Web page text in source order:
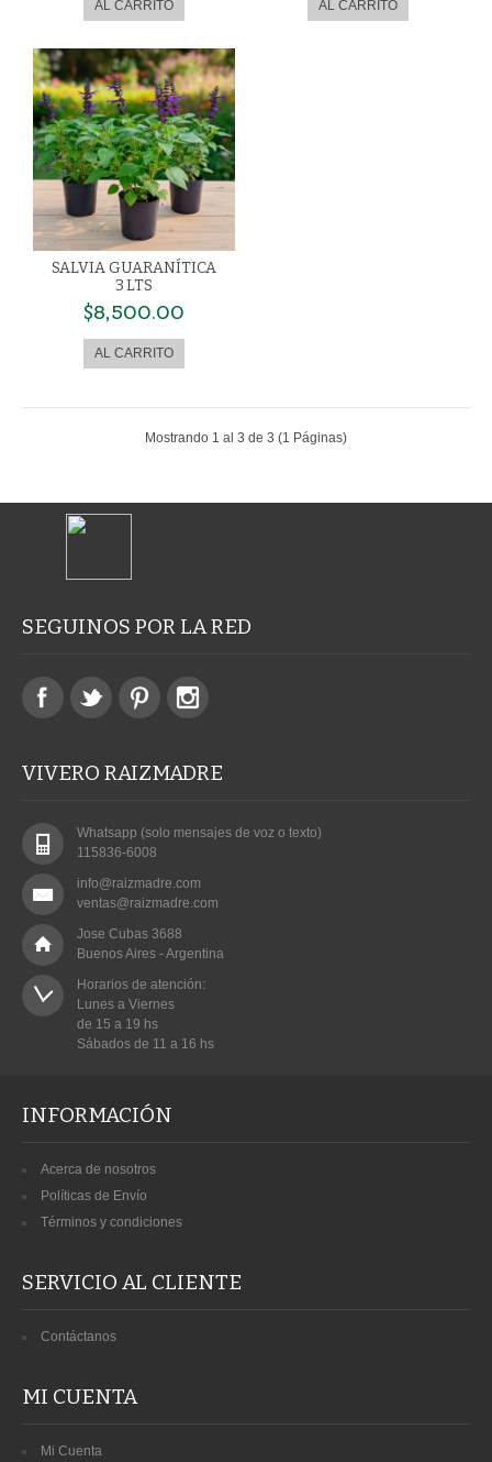
SALVIA GUARANÍTICA
3 LTS
$8,500.00
Mostrando 1 al 3 de 3 (1 Páginas)
SEGUINOS POR LA RED
VIVERO RAIZMADRE
Whatsapp (solo mensajes de voz o texto)
115836-6008
info@raizmadre.com
ventas@raizmadre.com
Jose Cubas 3688
Buenos Aires - Argentina
Horarios de atención:
Lunes a Viernes
de 15 a 19 hs
Sábados de 11 a 16 hs
INFORMACIÓN
Acerca de nosotros
Políticas de Envío
Términos y condiciones
SERVICIO AL CLIENTE
Contáctanos
MI CUENTA
Mi Cuenta